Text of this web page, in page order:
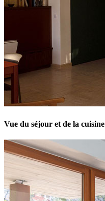
Vue du séjour et de la cuisine